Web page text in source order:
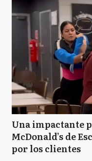
Una impactante
McDonald’s de
por los clientes